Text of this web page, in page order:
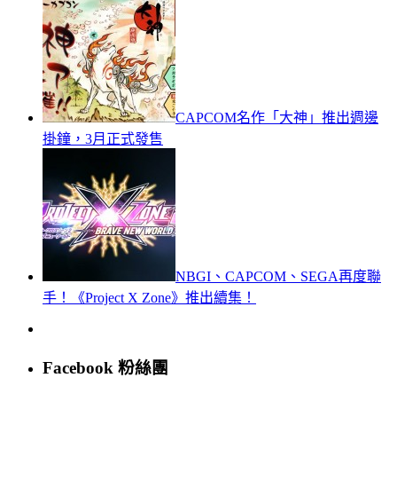
CAPCOM名作「大神」推出週邊
掛鐘，3月正式發售
NBGI、CAPCOM、SEGA再度聯
手！《Project X Zone》推出續集！
Facebook 粉絲團